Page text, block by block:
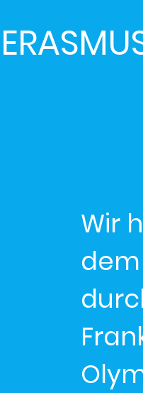
Wir